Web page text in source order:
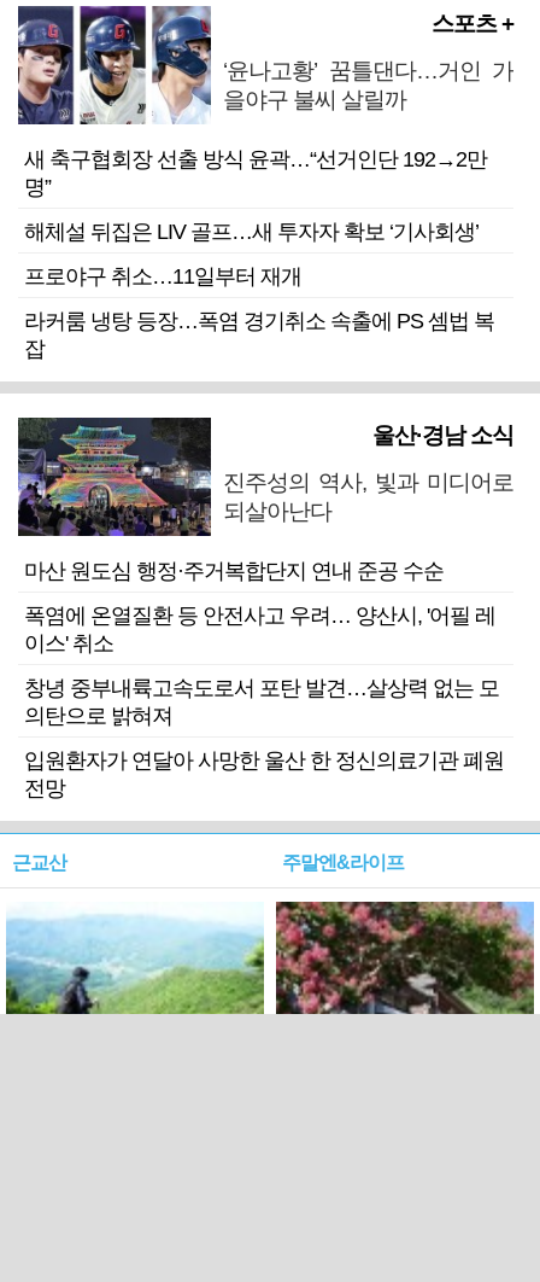
스포츠 +
‘윤나고황’ 꿈틀댄다…거인 가
을야구 불씨 살릴까
새 축구협회장 선출 방식 윤곽…“선거인단 192→2만
명”
해체설 뒤집은 LIV 골프…새 투자자 확보 ‘기사회생’
프로야구 취소…11일부터 재개
라커룸 냉탕 등장…폭염 경기취소 속출에 PS 셈법 복
잡
울산·경남 소식
진주성의 역사, 빛과 미디어로
되살아난다
마산 원도심 행정·주거복합단지 연내 준공 수순
폭염에 온열질환 등 안전사고 우려… 양산시, '어필 레
이스' 취소
창녕 중부내륙고속도로서 포탄 발견…살상력 없는 모
의탄으로 밝혀져
입원환자가 연달아 사망한 울산 한 정신의료기관 폐원
전망
근교산 주말엔&라이프